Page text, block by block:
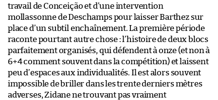
travail de Conceição et d’une intervention
mollassonne de Deschamps pour laisser Barthez sur
place d’un subtil enchaînement. La première période
raconte pourtant autre chose : l’histoire de deux blocs
parfaitement organisés, qui défendent à onze (et non à
6+4 comment souvent dans la compétition) et laissent
peu d’espaces aux individualités. Il est alors souvent
impossible de briller dans les trente derniers mètres
adverses, Zidane ne trouvant pas vraiment